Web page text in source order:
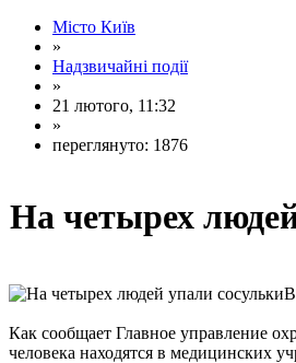
Місто Київ
»
Надзвичайні події
»
21 лютого, 11:32
»
переглянуто: 1876
На четырех
В
Как сообщает Главное управление
человека находятся в медицинских